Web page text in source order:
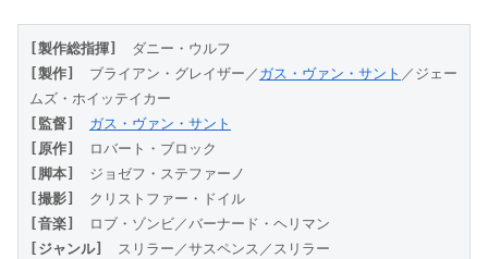
[製作総指揮]
ダニー・ウルフ
[製作]
ブライアン・グレイザー／ ガス・ヴァン・サント ／ジェー
ムズ・ホイッテイカー
[監督]
ガス・ヴァン・サント
[原作]
ロバート・ブロック
[脚本]
ジョゼフ・ステファーノ
[撮影]
クリストファー・ドイル
[音楽]
ロブ・ゾンビ／バーナード・ヘリマン
[ジャンル]
スリラー／サスペンス／スリラー